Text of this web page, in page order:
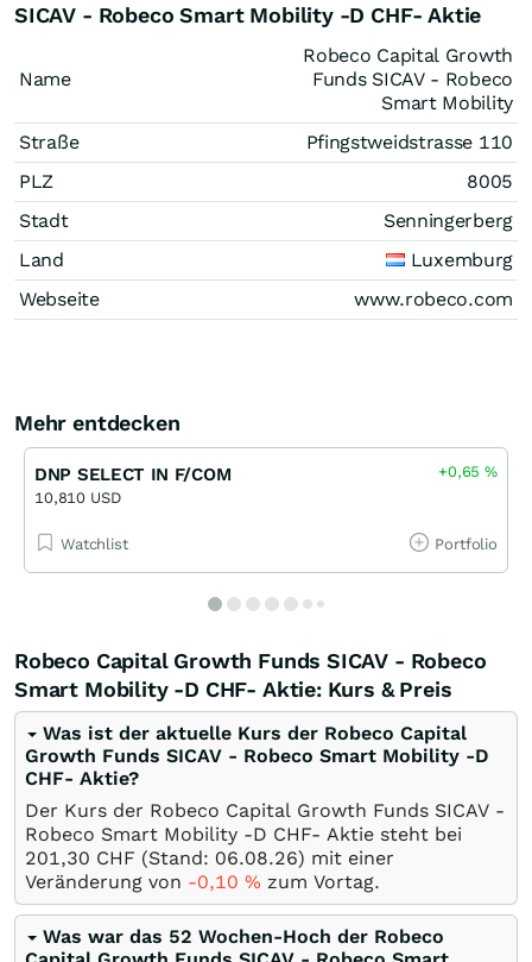
SICAV - Robeco Smart Mobility -D CHF- Aktie
Name
Robeco Capital Growth
Funds SICAV - Robeco
Smart Mobility
Straße
Pfingstweidstrasse 110
PLZ
8005
Stadt
Senningerberg
Land
Luxemburg
Webseite
www.robeco.com
Mehr entdecken
DNP SELECT IN F/COM
10,810 USD
+0,65%
Watchlist Portfolio
Robeco Capital Growth Funds SICAV - Robeco
Smart Mobility -D CHF- Aktie: Kurs & Preis
Was ist der aktuelle Kurs der Robeco Capital
Growth Funds SICAV - Robeco Smart Mobility -D
CHF- Aktie?
Der Kurs der Robeco Capital Growth Funds SICAV -
Robeco Smart Mobility -D CHF- Aktie steht bei
201,30 CHF (Stand: 06.08.26) mit einer
Veränderung von -0,10 % zum Vortag.
Was war das 52 Wochen-Hoch der Robeco